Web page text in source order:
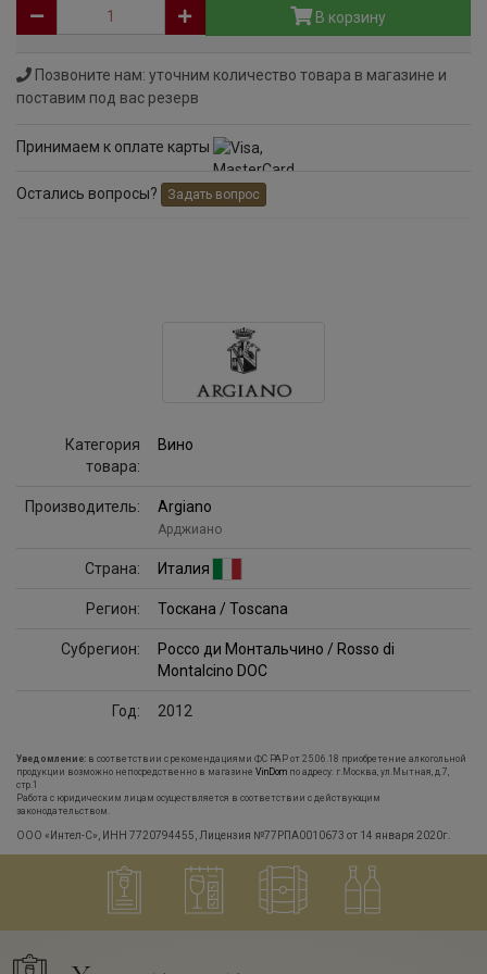
В корзину
Позвоните нам: уточним количество товара в магазине и
поставим под вас резерв
Принимаем к оплате карты
Остались вопросы? Задать вопрос
Категория
товара:
Вино
Производитель: Argiano
Арджиано
Страна: Италия
Регион: Тоскана / Toscana
Субрегион:
Россо ди Монтальчино / Rosso di
Montalcino DOC
Год: 2012
Уведомление: в соответствии с рекомендациями ФС РАР от 25.06.18 приобретение алкогольной
продукции возможно непосредственно в магазине VinDom по адресу: г.Москва, ул.Мытная, д.7,
стр.1
Работа с юридическим лицам осуществляется в соответствии с действующим
законодательством.
ООО «Интел-С», ИНН 7720794455, Лицензия №77РПА0010673 от 14 января 2020г.